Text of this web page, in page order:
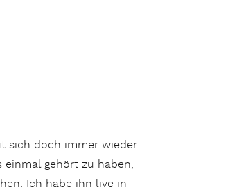
sich doch immer wieder
gehört zu haben,
Ich habe ihn live in